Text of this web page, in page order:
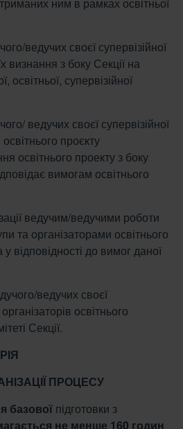
ведучих своєї супервізійної
визнання з боку Секції на
освітньої, супервізійної
ведучих своєї супервізійної
проєкту
освітнього проекту з боку
вимогам освітнього
ведучим/ведучими роботи
та організаторами освітнього
відповідності до вимог даної
ведучих своєї
освітнього
Секції.
ПРОЦЕСУ
базової підготовки з
не менше 160 годин